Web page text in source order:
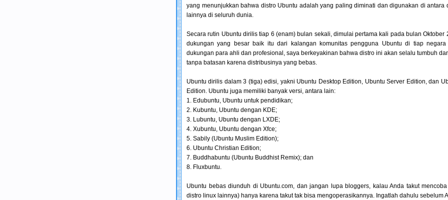
yang menunjukkan bahwa distro Ubuntu adalah yang paling diminati dan digunakan di antara
lainnya di seluruh dunia.
Secara rutin Ubuntu dirilis tiap 6 (enam) bulan sekali, dimulai pertama kali pada bulan Oktober
dukungan yang besar baik itu dari kalangan komunitas pengguna Ubuntu di tiap
dukungan para ahli dan profesional, saya berkeyakinan bahwa distro ini akan selalu tumbuh
tanpa batasan karena distribusinya yang bebas.
Ubuntu dirilis dalam 3 (tiga) edisi, yakni Ubuntu Desktop Edition, Ubuntu Server Edition, dan
Edition. Ubuntu juga memiliki banyak versi, antara lain:
1. Edubuntu, Ubuntu untuk pendidikan;
2. Kubuntu, Ubuntu dengan KDE;
3. Lubuntu, Ubuntu dengan LXDE;
4. Xubuntu, Ubuntu dengan Xfce;
5. Sabily (Ubuntu Muslim Edition);
6. Ubuntu Christian Edition;
7. Buddhabuntu (Ubuntu Buddhist Remix); dan
8. Fluxbuntu.
Ubuntu bebas diunduh di Ubuntu.com, dan jangan lupa bloggers, kalau Anda takut
distro linux lainnya) hanya karena takut tak bisa mengoperasikannya. Ingatlah dahulu sebelum